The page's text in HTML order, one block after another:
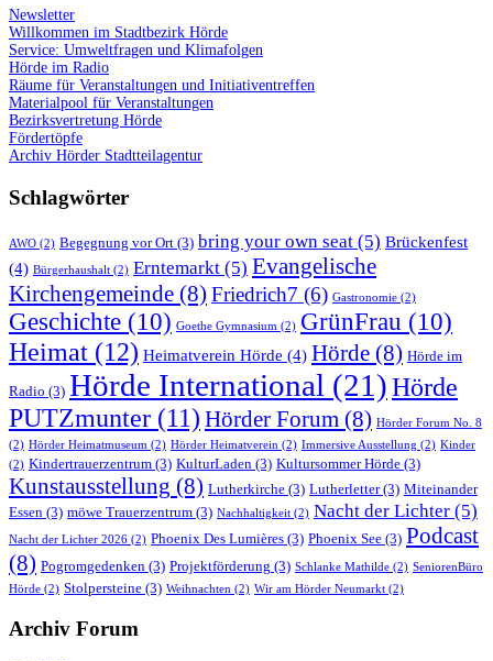
Newsletter
Willkommen im Stadtbezirk Hörde
Service: Umweltfragen und Klimafolgen
Hörde im Radio
Räume für Veranstaltungen und Initiativentreffen
Materialpool für Veranstaltungen
Bezirksvertretung Hörde
Fördertöpfe
Archiv Hörder Stadtteilagentur
Schlagwörter
AWO (2) Begegnung vor Ort (3) bring your own seat (5) Brückenfest
(4) Bürgerhaushalt (2) Erntemarkt (5) Evangelische
Kirchengemeinde (8) Friedrich7 (6) Gastronomie (2)
Geschichte (10) Goethe Gymnasium (2) GrünFrau (10)
Heimat (12) Heimatverein Hörde (4) Hörde (8) Hörde im
Radio (3) Hörde International (21)Hörde
PUTZmunter (11) Hörder Forum (8) Hörder Forum No. 8
(2) Hörder Heimatmuseum (2) Hörder Heimatverein (2) Immersive Ausstellung (2) Kinder
(2) Kindertrauerzentrum (3) KulturLaden (3) Kultursommer Hörde (3)
Kunstausstellung (8) Lutherkirche (3) Lutherletter(3) Miteinander
Essen (3) möwe Trauerzentrum (3) Nachhaltigkeit (2) Nacht der Lichter (5)
Nacht der Lichter 2026 (2) Phoenix Des Lumières (3) Phoenix See (3) Podcast
(8) Pogromgedenken (3) Projektförderung (3) Schlanke Mathilde (2) SeniorenBüro
Hörde (2) Stolpersteine (3) Weihnachten (2) Wir am Hörder Neumarkt (2)
Archiv Forum